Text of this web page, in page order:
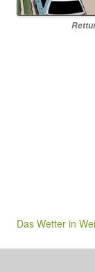
Das Wetter in